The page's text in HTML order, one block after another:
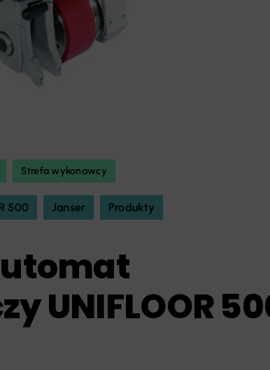
Strefa wykonawcy
500 Janser Produkty
UNIFLOOR